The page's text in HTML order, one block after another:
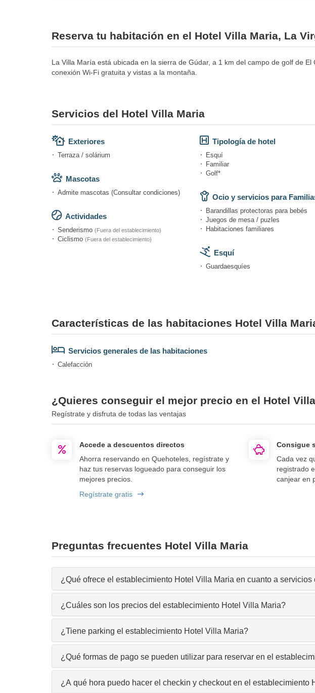
Reserva tu habitación en el Hotel Villa Maria, La
La Villa María está ubicada en la sierra de Gúdar, a 1 km del campo de golf de
conexión Wi-Fi gratuita y vistas a la montaña.
Servicios del Hotel Villa Maria
Exteriores
Terraza / solárium
Mascotas
Admite mascotas (Consultar condiciones)
Actividades
Senderismo (Fuera del establecimiento)
Ciclismo (Fuera del establecimiento)
Tipología de hotel
Esquí
Familiar
Golf*
Ocio y servicios para
Barandillas protectoras para bebés
Juegos de mesa / puzles
Habitaciones familiares
Esquí
Guardaesquíes
Características de las habitaciones Hotel Villa
Servicios generales de las habitaciones
Calefacción
¿Quieres conseguir el mejor precio en el Hotel
Regístrate y disfruta de todas las ventajas
Accede a descuentos directos
Ahorra reservando en Quehoteles, regístrate y
haz tus reservas logueado para conseguir los
mejores precios.
Regístrate gratis
Consigue
Cada vez
registrado
canjear en
Preguntas frecuentes Hotel Villa Maria
¿Qué ofrece el establecimiento Hotel Villa Maria en cuanto a
¿Cuáles son los precios del establecimiento Hotel Villa Maria?
¿Tiene parking el establecimiento Hotel Villa Maria?
¿Qué formas de pago se pueden utilizar para reservar en el
¿A qué hora puedo hacer el checkin y checkout en el establecimiento